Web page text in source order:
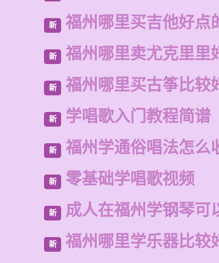
新 福州哪里买吉他好点
新 福州哪里卖尤克里里
新 福州哪里买古筝比较
新 学唱歌入门教程简谱
新 福州学通俗唱法怎么
新 零基础学唱歌视频
新 成人在福州学钢琴可
新 福州哪里学乐器比较